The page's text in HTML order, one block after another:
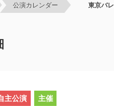
公演カレンダー 東京バレ
主公演 主催